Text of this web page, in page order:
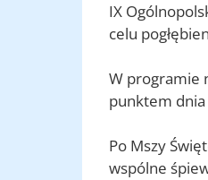
IX
celu
W programie
punktem
Po Mszy
wspólne